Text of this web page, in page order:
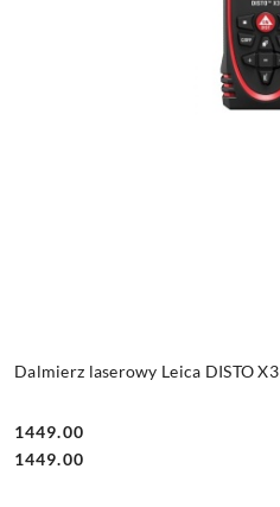
Dalmierz laserowy Leica DISTO X3
Cena:
1449.00
Cena:
1449.00